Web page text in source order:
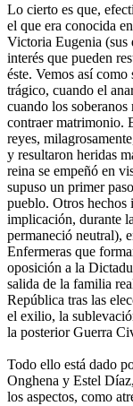
Lo cierto es que,
el que era conocida
Victoria Eugenia (sus
interés que pueden
éste. Vemos así
trágico, cuando el
cuando los
contraer matrimonio.
reyes,
y resultaron heridas
reina se empeñó en
supuso un primer
pueblo. Otros hechos
implicación, durante
permaneció neutral),
Enfermeras que
oposición a la
salida de la familia
República tras las
el exilio, la
la posterior Guerra
Todo ello está dado
Onghena y Estel
los aspectos, como